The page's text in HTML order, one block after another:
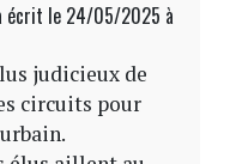
écrit le 24/05/2025 à
judicieux de
circuits pour